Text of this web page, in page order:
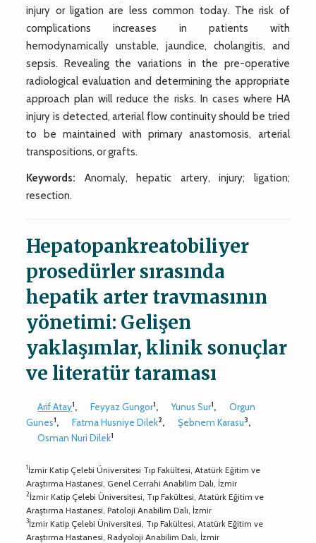
injury or ligation are less common today. The risk of
complications increases in patients with
hemodynamically unstable, jaundice, cholangitis, and
sepsis. Revealing the variations in the pre-operative
radiological evaluation and determining the appropriate
approach plan will reduce the risks. In cases where HA
injury is detected, arterial flow continuity should be tried
to be maintained with primary anastomosis, arterial
transpositions, or grafts.
Keywords: Anomaly, hepatic artery, injury; ligation;
resection.
Hepatopankreatobiliyer
prosedürler sırasında
hepatik arter travmasının
yönetimi: Gelişen
yaklaşımlar, klinik sonuçlar
ve literatür taraması
Arif Atay1, Feyyaz Gungor1, Yunus Sur1,
Orgun
Gunes1, Fatma Husniye Dilek2, Şebnem Karasu3,
Osman Nuri Dilek1
1İzmir Katip Çelebi Üniversitesi Tıp Fakültesi, Atatürk Eğitim ve
Araştırma Hastanesi, Genel Cerrahi Anabilim Dalı, İzmir
2İzmir Katip Çelebi Üniversitesi, Tıp Fakültesi, Atatürk Eğitim ve
Araştırma Hastanesi, Patoloji Anabilim Dalı, İzmir
3İzmir Katip Çelebi Üniversitesi, Tıp Fakültesi, Atatürk Eğitim ve
Araştırma Hastanesi, Radyoloji Anabilim Dalı, İzmir